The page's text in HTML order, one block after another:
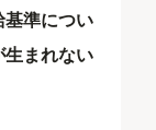
基準につい
まれない